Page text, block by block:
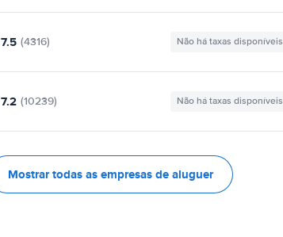
7.5 (4316) Não há taxas disponíveis
7.2 (10239) Não há taxas disponíveis
Mostrar todas as empresas de aluguer